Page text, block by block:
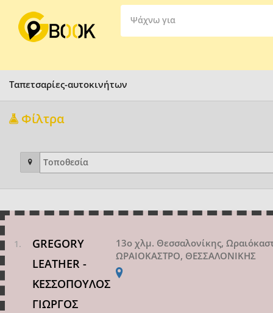
Ψάχνω για
Ταπετσαρίες-αυτοκινήτων
Φίλτρα
GREGORY
LEATHER -
ΚΕΣΣΟΠΟΥΛΟΣ
ΓΙΩΡΓΟΣ
13o χλμ. Θεσσαλονίκης,
ΩΡΑΙΟΚΑΣΤΡΟ, ΘΕΣΣΑΛΟΝΙΚΗΣ